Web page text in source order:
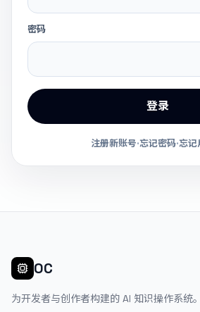
密码
登录
注册新账号·忘记密码·忘记
OC
为开发者与创作者构建的 AI 知识操作系统。